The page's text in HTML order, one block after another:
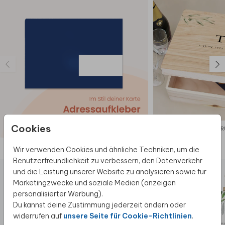
Cookies
Wir verwenden Cookies und ähnliche Techniken, um die
Benutzerfreundlichkeit zu verbessern, den Datenverkehr
und die Leistung unserer Website zu analysieren sowie für
Marketingzwecke und soziale Medien (anzeigen
personalisierter Werbung).
Du kannst deine Zustimmung jederzeit ändern oder
widerrufen auf unsere Seite für Cookie-Richtlinien.
Diese Produkte könnten dir auch gefallen